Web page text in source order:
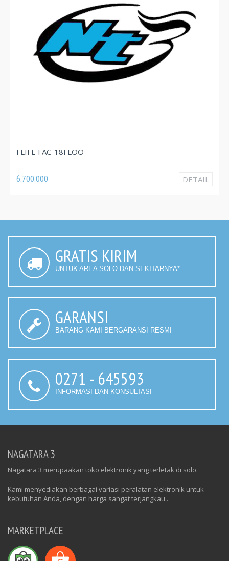
FLIFE FAC-18FLOO
6.700.000 DETAIL
GRATIS KIRIM
UNTUK AREA SOLO DAN SEKITARNYA*
GARANSI
BARANG KAMI BERGARANSI RESMI
0271 - 645593
INFORMASI DAN KONSULTASI
NAGATARA 3
Nagatara 3 merupaakan toko elektronik yang terletak di solo.
Kami menyediakan berbagai variasi peralatan elektronik untuk
kebutuhan Anda, dengan harga sangat terjangkau..
MARKETPLACE